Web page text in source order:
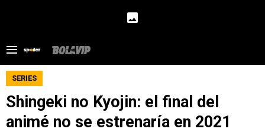
SERIES
Shingeki no Kyojin: el final del
animé no se estrenaría en 2021